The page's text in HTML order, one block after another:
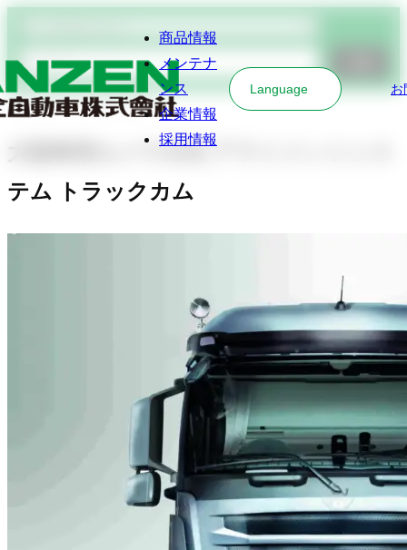
商品情報
メンテナ
ンス
企業情報
採用情報
Language お
アライメントテスター
大型車用カメラ方式 アライメントシス
テム トラックカム